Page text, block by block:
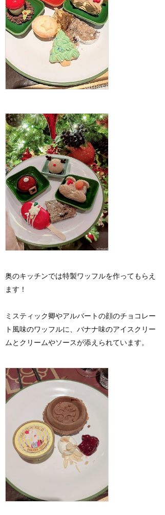
奥のキッチンでは特製ワッフルを作ってもらえ
ます！
ミスティック卿やアルバートの顔のチョコレー
ト風味のワッフルに、バナナ味のアイスクリー
ムとクリームやソースが添えられています。